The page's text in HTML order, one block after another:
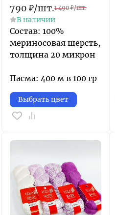
790 ₽/шт.1 490 ₽/шт.
В наличии
Состав: 100%
мериносовая шерсть,
толщина 20 микрон
Пасма: 400 м в 100 гр
Выбрать цвет